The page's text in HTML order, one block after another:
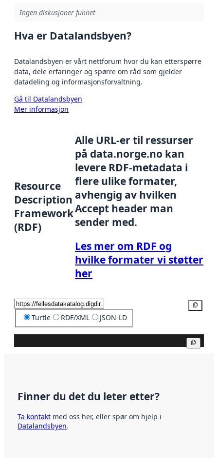
Ingen diskusjoner funnet
Hva er Datalandsbyen?
Datalandsbyen er vårt nettforum hvor du kan etterspørre
data, dele erfaringer og spørre om råd som gjelder
datadeling og informasjonsforvaltning.
Gå til Datalandsbyen
Mer informasjon
Resource
Description
Framework
(RDF)
Alle URL-er til ressurser
på data.norge.no kan
levere RDF-metadata i
flere ulike formater,
avhengig av hvilken
Accept header man
sender med.
Les mer om RDF og
hvilke formater vi støtter
her
Turtle RDF/XML JSON-LD
Finner du det du leter etter?
Ta kontakt med oss her, eller spør om hjelp i
Datalandsbyen.